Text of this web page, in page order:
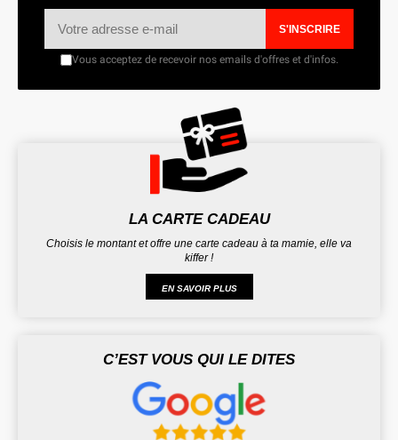
S'INSCRIRE
Vous acceptez de recevoir nos emails d'offres et d'infos.
LA CARTE CADEAU
Choisis le montant et offre une carte cadeau à ta mamie, elle va
kiffer !
EN SAVOIR PLUS
C’EST VOUS QUI LE DITES